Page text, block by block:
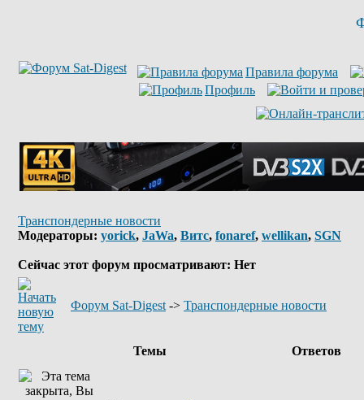
Правила форума
Профиль
Транспондерные новости
Модераторы: yorick, JaWa, Витс, fonaref, wellikan, SGN
Сейчас этот форум просматривают: Нет
Форум Sat-Digest -> Транспондерные новости
Темы Ответов